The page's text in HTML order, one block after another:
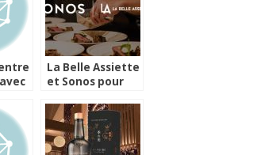
La Belle Assiette
et Sonos pour
gastromusicale